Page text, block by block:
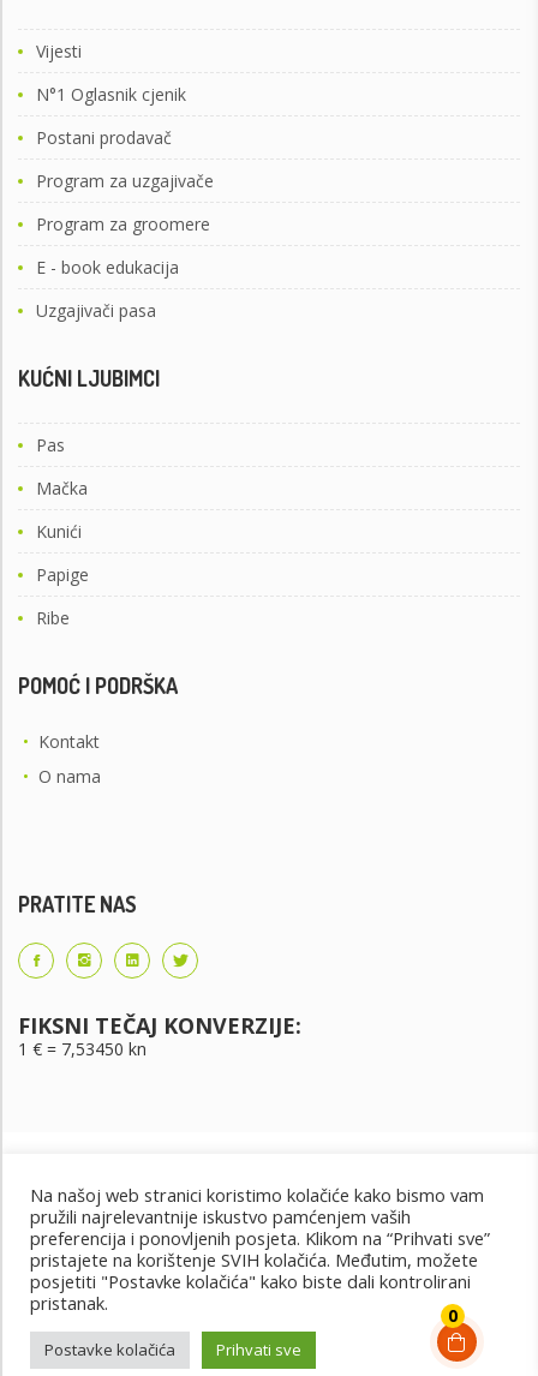
0
Vijesti
N°1 Oglasnik cjenik
Postani prodavač
Program za uzgajivače
Program za groomere
E - book edukacija
Uzgajivači pasa
KUĆNI LJUBIMCI
Pas
Mačka
Kunići
Papige
Ribe
POMOĆ I PODRŠKA
• Kontakt
• O nama
PRATITE NAS
FIKSNI TEČAJ KONVERZIJE:
1 € = 7,53450 kn
Uvjeti korištenja Uvjeti kupnje
Cjenik oglašavanja
@2022 - Design by: PET PORTAL
Na našoj web stranici koristimo kolačiće kako bismo vam
pružili najrelevantnije iskustvo pamćenjem vaših
preferencija i ponovljenih posjeta. Klikom na “Prihvati sve”
pristajete na korištenje SVIH kolačića. Međutim, možete
posjetiti "Postavke kolačića" kako biste dali kontrolirani
pristanak.
Postavke kolačića Prihvati sve